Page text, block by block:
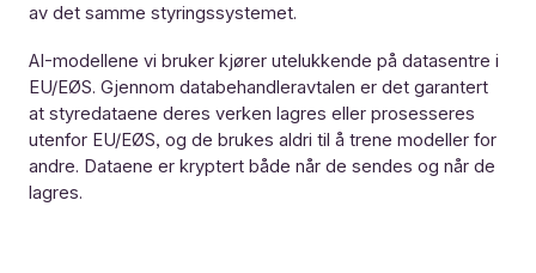
av det samme styringssystemet.
AI-modellene vi bruker kjører utelukkende på datasentre i
EU/EØS. Gjennom databehandleravtalen er det garantert
at styredataene deres verken lagres eller prosesseres
utenfor EU/EØS, og de brukes aldri til å trene modeller for
andre. Dataene er kryptert både når de sendes og når de
lagres.